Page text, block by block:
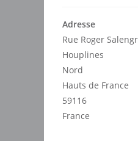
Adresse
Rue Roger
Houplines
Nord
Hauts de France
59116
France